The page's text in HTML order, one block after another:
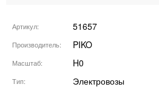
Артикул 51657
Производитель PIKO
Масштаб H0
Тип Электровозы